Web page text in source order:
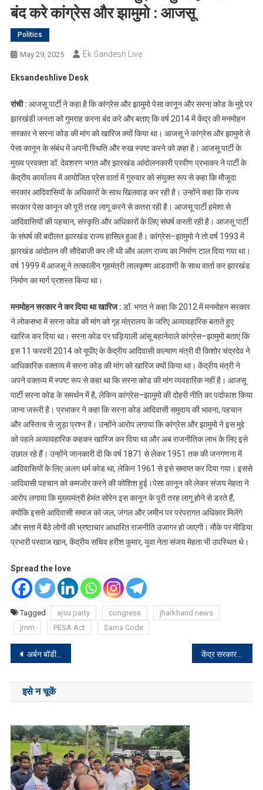
बंद करे कांग्रेस और झामुमो : आजसू
Politics
May 29, 2025 Ek Sandesh Live
Eksandeshlive Desk
रांची : आजसू पार्टी ने कहा है कि कांग्रेस और झामुमो पेसा कानून और सरना कोड के मुद्दे पर
झारखंडी जनता को गुमराह करना बंद करे और बताए कि वर्ष 2014 में केंद्र की मनमोहन
सरकार ने सरना कोड की मांग को खारिज क्यों किया था। आजसू ने कांग्रेस और झामुमो से
पेसा कानून के संबंध में अपनी स्थिति और रुख स्पष्ट करने को कहा है। आजसू पार्टी के
मुख्य प्रवक्ता डॉ. देवशरण भगत और झारखंड आंदोलनकारी प्रवीण प्रभाकर ने पार्टी के
केंद्रीय कार्यालय में आयोजित प्रेस वार्ता में गुरुवार को संयुक्त रूप से कहा कि मौजूदा
सरकार आदिवासियों के अधिकारों के साथ खिलवाड़ कर रही है। उन्होंने कहा कि राज्य
सरकार पेसा कानून को पूरी तरह लागू करने से कतरा रही है। आजसू पार्टी हमेशा से
आदिवासियों की पहचान, संस्कृति और अधिकारों के लिए संघर्ष करती रही है। आजसू पार्टी
के संघर्ष की बदौलत झारखंड राज्य हासिल हुआ है। कांग्रेस–झामुमो ने तो वर्ष 1993 में
झारखंड आंदोलन की सौदेबाजी कर ली थी और अलग राज्य का निर्माण टाल दिया गया था।
वर्ष 1999 में आजसू ने तत्कालीन गृहमंत्री लालकृष्ण आडवाणी के साथ वार्ता कर झारखंड
निर्माण का मार्ग प्रशस्त किया था।
मनमोहन सरकार ने कर दिया था खारिज : डॉ. भगत ने कहा कि 2012 में मनमोहन सरकार
ने लोकसभा में सरना कोड की मांग को गृह मंत्रालय के जरिए अव्यावहारिक बताते हुए
खारिज कर दिया था। सरना कोड पर घड़ियाली आंसू बहानेवाले कांग्रेस–झामुमो बताएं कि
इस 11 फरवरी 2014 को यूपीए के केंद्रीय आदिवासी कल्याण मंत्री वी किशोर चंद्रदेव ने
आधिकारिक वक्तव्य में सरना कोड की मांग को खारिज क्यों किया था। केंद्रीय मंत्री ने
अपने वक्तव्य में स्पष्ट रूप से कहा था कि सरना कोड की मांग व्यवहारिक नहीं है। आजसू
पार्टी सरना कोड के समर्थन में है, लेकिन कांग्रेस–झामुमो की दोहरी नीति का पर्दाफाश किया
जाना जरूरी है। प्रभाकर ने कहा कि सरना कोड आदिवासी समुदाय की भावना, पहचान
और अस्तित्व से जुड़ा प्रश्न है। उन्होंने आरोप लगाया कि कांग्रेस और झामुमो ने इस मुद्दे
को पहले अव्यावहारिक कहकर खारिज कर दिया था और अब राजनीतिक लाभ के लिए इसे
उछाल रहे हैं। उन्होंने जानकारी दी कि वर्ष 1871 से लेकर 1951 तक की जनगणना में
आदिवासियों के लिए अलग धर्म कोड था, लेकिन 1961 से इसे समाप्त कर दिया गया। इससे
आदिवासी पहचान को कमजोर करने की कोशिश हुई।पेसा कानून को लेकर संजय मेहता ने
आरोप लगाया कि मुख्यमंत्री हेमंत सोरेन इस कानून के पूरी तरह लागू होने से डरते हैं,
क्योंकि इससे आदिवासी समाज को जल, जंगल और जमीन पर परंपरागत अधिकार मिलेंगे
और सत्ता में बैठे लोगों की भ्रष्टाचार आधारित राजनीति उजागर हो जाएगी। मौके पर मीडिया
प्रभारी परवाज खान, केंद्रीय सचिव हरीश कुमार, युवा नेता संजय मेहता भी उपस्थित थे।
Spread the love
Tagged ajsu party congress
jharkhand news
jmm
PESA Act Sarna Code
Post
navigation
अर्बन बॉडी को इकोनॉमी का ग्रोथ सेंटर बनाएं : प्रधानमंत्री केंद्र सरकार झारखंड को दे विशेष राज्य का दर्जा : सुप्रियो
इसे न चूकें